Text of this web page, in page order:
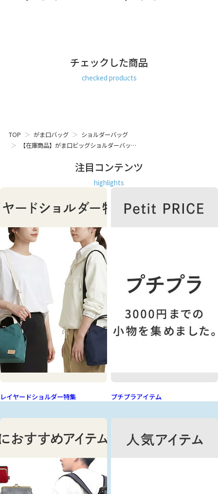
グ。マグホック付きのメイン収納部には、A4サイズが縦向き
SERIES＆MATERIAL
のエンボス加工が目を引く、ユニセックスに使えるシリーズ
ショルダーバッグ ビジネスバッグ 肩掛け 社会人 A4 レディー
ばれる プレゼント もらって 嬉しい ちょっと 良いもの いいも
の ギフト おすすめ 日本製 京都 ガマグチ がまぐち
チェックした商品
checked products
TOP がま口バッグ
ショルダーバッグ
【在庫商品】がま口ビッグショルダーバッ…
注目コンテンツ
highlights
レイヤードショルダー特集 プチプラアイテム